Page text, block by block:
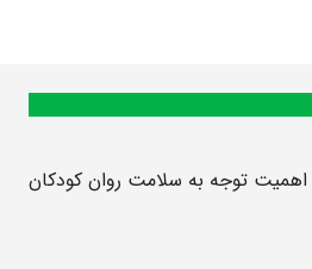
اهمیت توجه به سلامت روان کودکان